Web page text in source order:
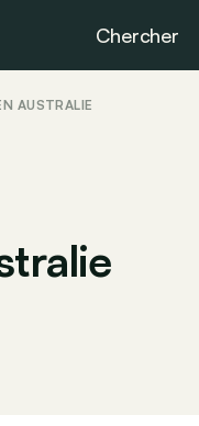
Chercher
AUSTRALIE